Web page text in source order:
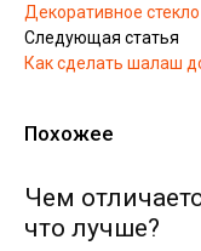
Декоративное
Следующая статья
Как сделать шалаш
Похожее
Чем
что лучше?